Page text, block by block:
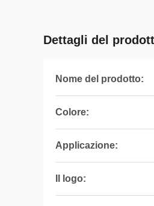
Dettagli del
Nome del prodotto:
Colore:
Applicazione:
Il logo: